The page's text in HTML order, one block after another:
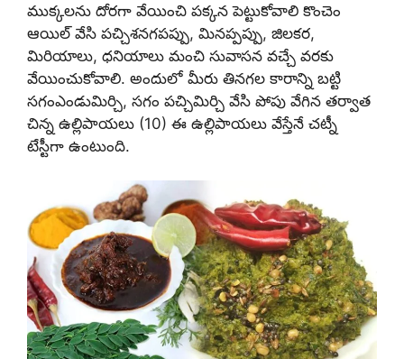
ముక్కలను దోరగా వేయించి పక్కన పెట్టుకోవాలి కొంచెం
ఆయిల్ వేసి పచ్చిశనగపప్పు, మినప్పప్పు, జిలకర,
మిరియాలు, ధనియాలు మంచి సువాసన వచ్చే వరకు
వేయించుకోవాలి. అందులో మీరు తినగల కారాన్ని బట్టి
సగంఎండుమిర్చి, సగం పచ్చిమిర్చి వేసి పోపు వేగిన తర్వాత
చిన్న ఉల్లిపాయలు (10) ఈ ఉల్లిపాయలు వేస్తేనే చట్నీ
టేస్టీగా ఉంటుంది.